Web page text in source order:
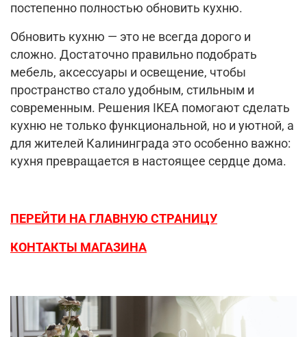
постепенно полностью обновить кухню.
Обновить кухню — это не всегда дорого и
сложно. Достаточно правильно подобрать
мебель, аксессуары и освещение, чтобы
пространство стало удобным, стильным и
современным. Решения IKEA помогают сделать
кухню не только функциональной, но и уютной, а
для жителей Калининграда это особенно важно:
кухня превращается в настоящее сердце дома.
ПЕРЕЙТИ НА ГЛАВНУЮ СТРАНИЦУ
КОНТАКТЫ МАГАЗИНА